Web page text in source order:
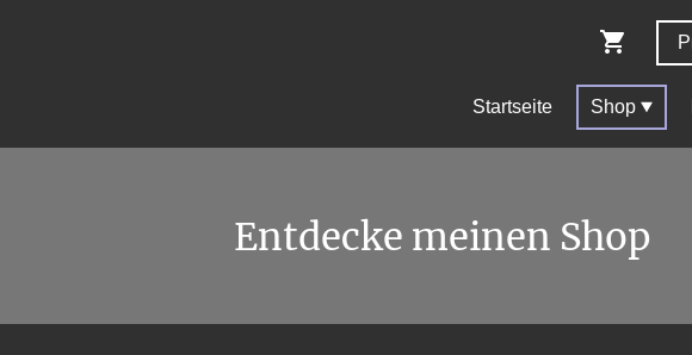
Startseite Shop
Entdecke meinen Shop